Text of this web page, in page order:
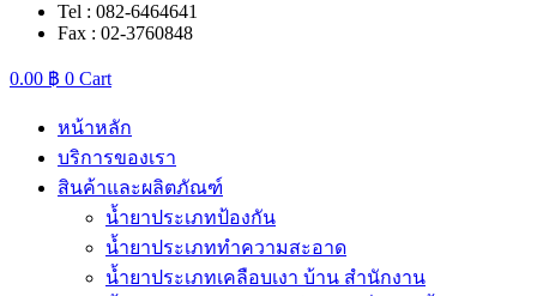
Tel : 082-6464641
Fax : 02-3760848
0.00 ฿ 0 Cart
หน้าหลัก
บริการของเรา
สินค้าและผลิตภัณฑ์
น้ำยาประเภทป้องกัน
น้ำยาประเภททำความสะอาด
น้ำยาประเภทเคลือบเงา บ้าน สำนักงาน